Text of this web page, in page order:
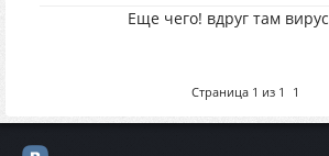
Еще чего! вдруг там
Страница 1 из 1 1